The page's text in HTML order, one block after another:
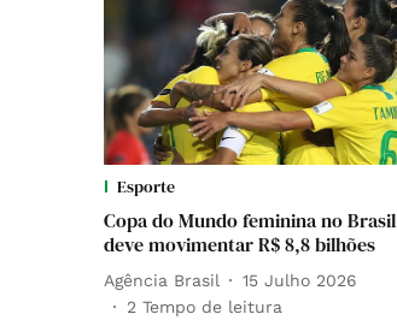
Esporte
Copa do Mundo feminina no Brasil
deve movimentar R$ 8,8 bilhões
Agência Brasil
15 Julho 2026
2 Tempo de leitura